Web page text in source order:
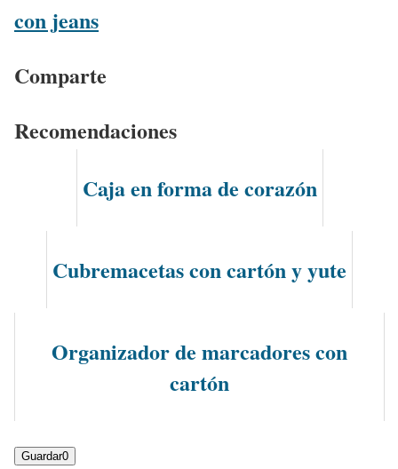
con jeans
Comparte
Recomendaciones
Caja en forma de corazón
Cubremacetas con cartón y yute
Organizador de marcadores con
cartón
Guardar0